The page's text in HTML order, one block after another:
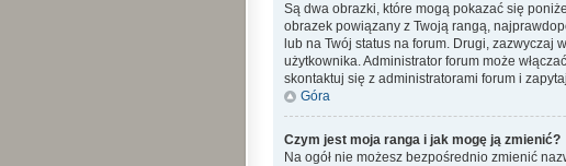
Są dwa obrazki, które mogą pokazać się
obrazek powiązany z Twoją rangą,
lub na Twój status na forum. Drugi,
użytkownika. Administrator forum może
skontaktuj się z administratorami forum i
Góra
Czym jest moja ranga i jak mogę ją zmienić?
Na ogół nie możesz bezpośrednio zmienić